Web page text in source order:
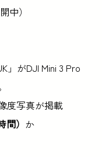
中）
」がDJI Mini 3 Pro
度写真が掲載
） か